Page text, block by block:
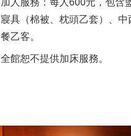
寢具（棉被、枕頭乙套）、
餐乙客。
全館恕不提供加床服務。